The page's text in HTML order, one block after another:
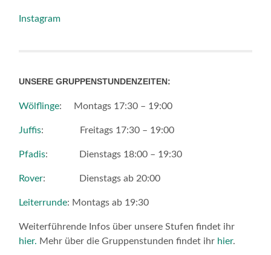
Instagram
UNSERE GRUPPENSTUNDENZEITEN:
Wölflinge: Montags 17:30 – 19:00
Juffis: Freitags 17:30 – 19:00
Pfadis: Dienstags 18:00 – 19:30
Rover: Dienstags ab 20:00
Leiterrunde: Montags ab 19:30
Weiterführende Infos über unsere Stufen findet ihr
hier. Mehr über die Gruppenstunden findet ihr hier.